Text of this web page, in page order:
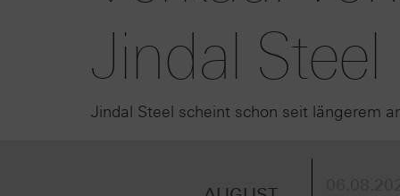
Jindal Steel
Jindal Steel scheint schon seit längerem